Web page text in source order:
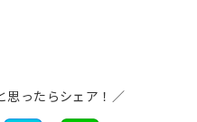
思ったらシェア！／